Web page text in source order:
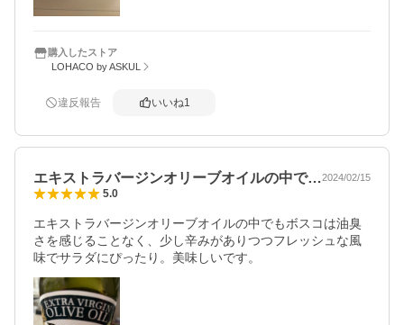
購入したストア
LOHACO by ASKUL
違反報告 いいね1
エキストラバージンオリーブオイルの中で…2024/02/15
5.0
エキストラバージンオリーブオイルの中でもボスコは油臭
さを感じることなく、少し辛みがありつつフレッシュな風
味でサラダにぴったり。美味しいです。